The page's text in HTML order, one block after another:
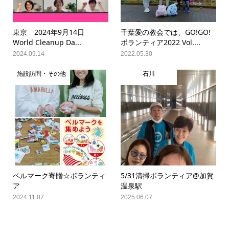
東京 2024年9月14日
World Cleanup Da...
2024.09.14
千葉愛の教会では、GO!GO!
ボランティア2022 Vol....
2022.05.30
施設訪問・その他
ベルマーク寄贈☆ボランティ
ア
2024.11.07
石川
5/31清掃ボランティア@加賀
温泉駅
2025.06.07